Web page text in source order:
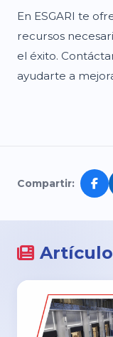
En ESGARI te
recursos
el éxito.
ayudarte a
Compartir: